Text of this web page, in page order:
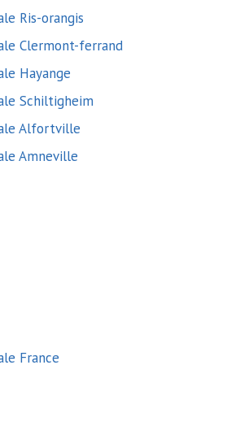
Ris-orangis
Clermont-ferrand
Hayange
Schiltigheim
Alfortville
Amneville
France